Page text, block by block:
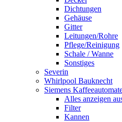
Dichtungen
Gehäuse
Gitter
Leitungen/Rohre
Pflege/Reinigung
Schale / Wanne
Sonstiges
Severin
Whirlpool Bauknecht
Siemens
Alles anzeigen
Filter
Kannen